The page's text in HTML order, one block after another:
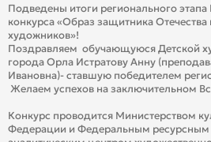
Подведены итоги регионального
конкурса «Образ защитника
художников»!
Поздравляем обучающуюся Детской
города Орла Истратову Анну
Ивановна)- ставшую победителем
Желаем успехов на заключительном
Конкурс проводится Министерством
Федерации и Федеральным